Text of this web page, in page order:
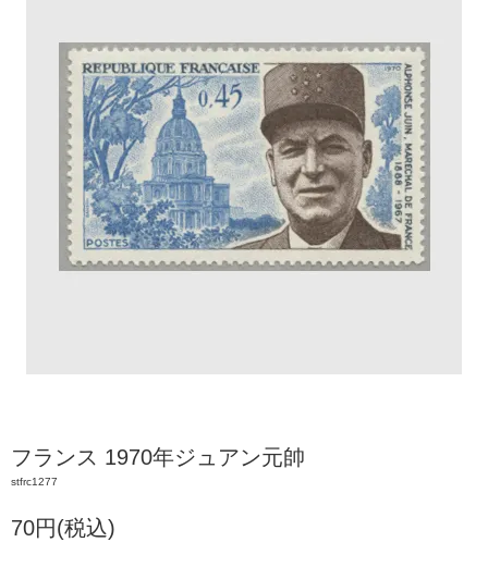
フランス 1970年ジュアン元帥
stfrc1277
70円(税込)